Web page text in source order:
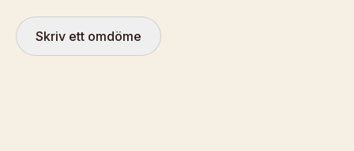
Skriv ett omdöme